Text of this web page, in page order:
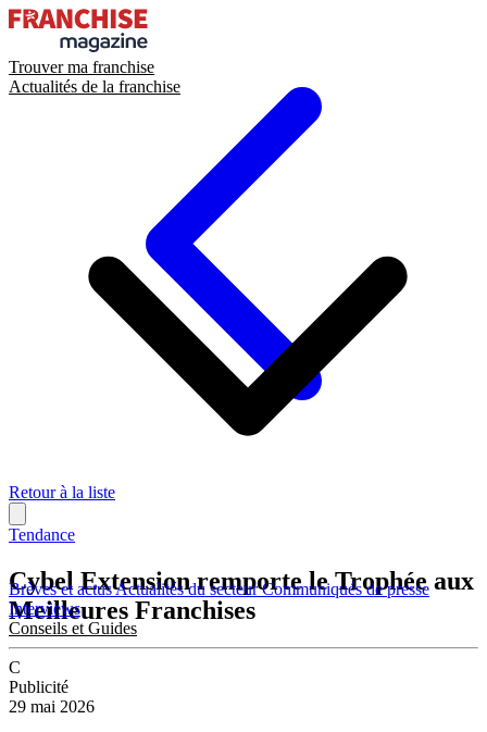
Trouver ma franchise
Actualités de la franchise
Brèves et actusActualités du secteurCommuniqués de presse
Interviews
Conseils et Guides
Retour à la liste
Tendance
Cybel Extension remporte le Trophée aux
Meilleures Franchises
C
Publicité
29 mai 2026